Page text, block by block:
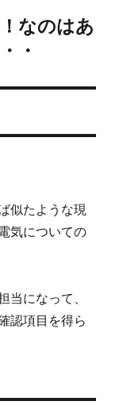
なのはあ
・
似たような現
気についての
当になって、
認項目を得ら